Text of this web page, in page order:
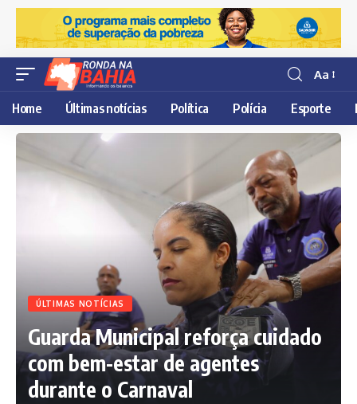
Resisor
de
fonte
Aa
Home Últimas notícias Política Polícia Esporte
ÚLTIMAS NOTÍCIAS
Guarda Municipal reforça cuidado
com bem-estar de agentes
durante o Carnaval